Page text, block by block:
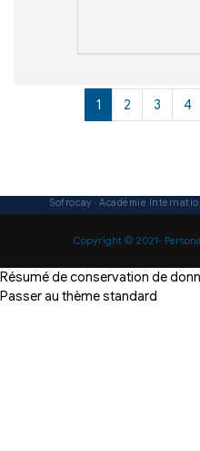
1 (actuel)
2 3 4
Copyright © 2021-
Résumé de conservation de
Passer au thème standard